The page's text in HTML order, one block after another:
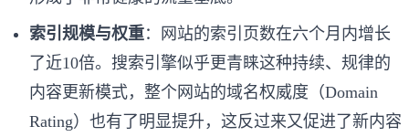
索引规模与权重：网站的索引页数在六个月内增长
了近10倍。搜索引擎似乎更青睐这种持续、规律的
内容更新模式，整个网站的域名权威度（Domain
Rating）也有了明显提升，这反过来又促进了新内容